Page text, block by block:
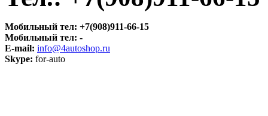
Мобильный тел: +7(908)911-66-15
Мобильный тел: -
E-mail: info@4autoshop.ru
Skype: for-auto